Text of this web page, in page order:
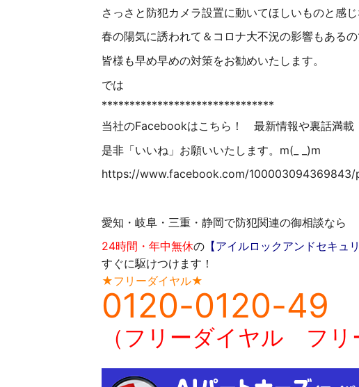
さっさと防犯カメラ設置に動いてほしいものと感
春の陽気に誘われて＆コロナ大不況の影響もある
皆様も早め早めの対策をお勧めいたします。
では
*******************************
当社のFacebookはこちら！ 最新情報や裏話満載
是非「いいね」お願いいたします。m(_ _)m
https://www.facebook.com/
愛知・岐阜・三重・静岡で防犯関連の御相談なら
24時間・年中無休の 【アイルロックアンドセキ
すぐに駆けつけます！
★フリーダイヤル★
0120-0120-49
（フリーダイヤル フ